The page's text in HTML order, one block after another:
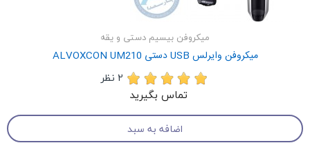
میکروفن بیسیم دستی و یقه
میکروفن وایرلس USB دستی ALVOXCON UM210
2 نظر
تماس بگیرید
اضافه به سبد